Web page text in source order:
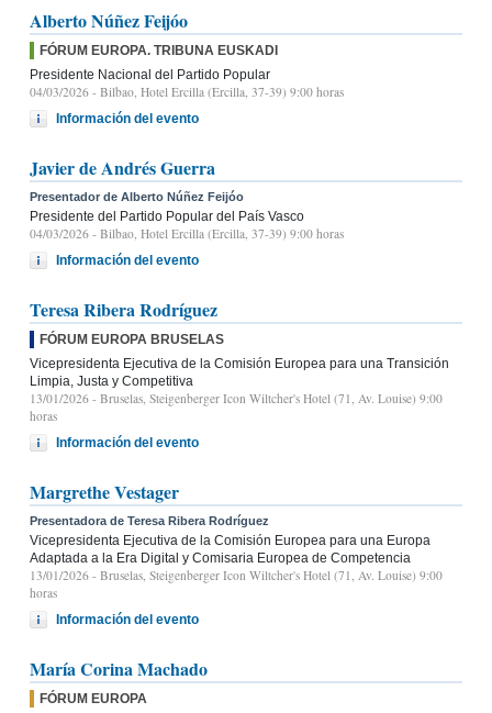
Alberto Núñez Feijóo
FÓRUM EUROPA. TRIBUNA EUSKADI
Presidente Nacional del Partido Popular
04/03/2026 - Bilbao, Hotel Ercilla (Ercilla, 37-39) 9:00 horas
Información del evento
Javier de Andrés Guerra
Presentador de Alberto Núñez Feijóo
Presidente del Partido Popular del País Vasco
04/03/2026 - Bilbao, Hotel Ercilla (Ercilla, 37-39) 9:00 horas
Información del evento
Teresa Ribera Rodríguez
FÓRUM EUROPA BRUSELAS
Vicepresidenta Ejecutiva de la Comisión Europea para una Transición
Limpia, Justa y Competitiva
13/01/2026 - Bruselas, Steigenberger Icon Wiltcher's Hotel (71, Av. Louise) 9:00
horas
Información del evento
Margrethe Vestager
Presentadora de Teresa Ribera Rodríguez
Vicepresidenta Ejecutiva de la Comisión Europea para una Europa
Adaptada a la Era Digital y Comisaria Europea de Competencia
13/01/2026 - Bruselas, Steigenberger Icon Wiltcher's Hotel (71, Av. Louise) 9:00
horas
Información del evento
María Corina Machado
FÓRUM EUROPA